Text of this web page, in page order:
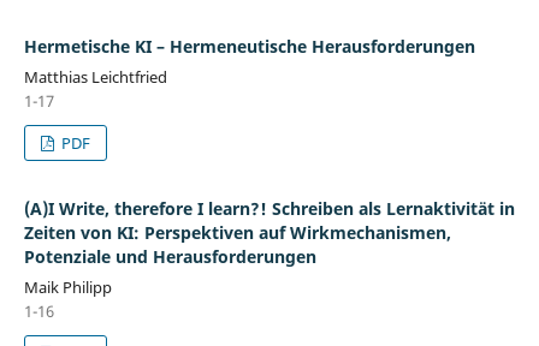
Hermetische KI – Hermeneutische Herausforderungen
Matthias Leichtfried
1-17
PDF
(A)I Write, therefore I learn?! Schreiben als Lernaktivität in
Zeiten von KI: Perspektiven auf Wirkmechanismen,
Potenziale und Herausforderungen
Maik Philipp
1-16